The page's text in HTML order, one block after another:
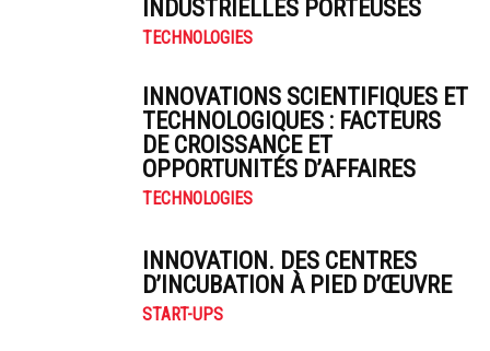
INDUSTRIELLES PORTEUSES
TECHNOLOGIES
INNOVATIONS SCIENTIFIQUES ET
TECHNOLOGIQUES : FACTEURS
DE CROISSANCE ET
OPPORTUNITÉS D’AFFAIRES
TECHNOLOGIES
INNOVATION. DES CENTRES
D’INCUBATION À PIED D’ŒUVRE
START-UPS